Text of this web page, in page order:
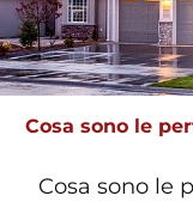
Cosa sono le
Cosa sono le